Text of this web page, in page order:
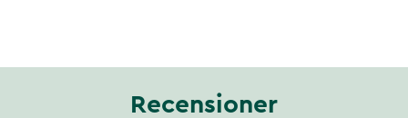
Recensioner